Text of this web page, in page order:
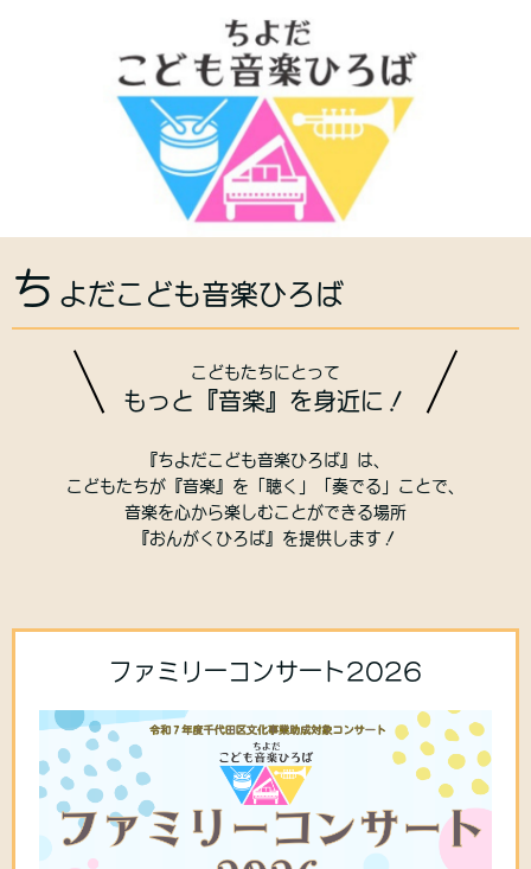
ち よだこども音楽ひろば
こどもたちにとって
もっと『音楽』を身近に！
『ちよだこども音楽ひろば』は、
こどもたちが『音楽』を「聴く」「奏でる」ことで、
音楽を心から楽しむことができる場所
『おんがくひろば』を提供します！
ファミリーコンサート2026